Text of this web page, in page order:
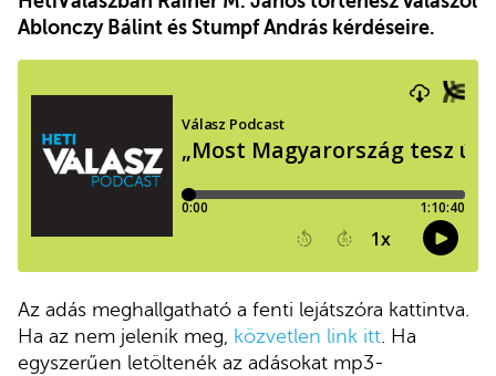
Ablonczy Bálint és Stumpf András kérdéseire.
Az adás meghallgatható a fenti lejátszóra kattintva.
Ha az nem jelenik meg, közvetlen link itt. Ha
egyszerűen letöltenék az adásokat mp3-